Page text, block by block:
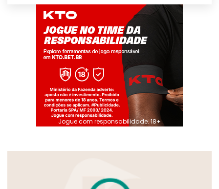
Jogue com responsabilidade. 18+